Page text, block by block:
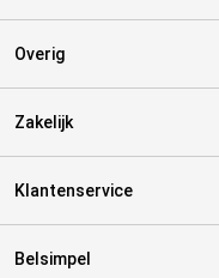
Overig
Zakelijk
Klantenservice
Belsimpel